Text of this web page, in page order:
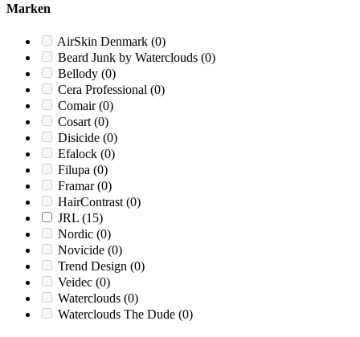
Marken
AirSkin Denmark (0)
Beard Junk by Waterclouds (0)
Bellody (0)
Cera Professional (0)
Comair(0)
Cosart (0)
Disicide (0)
Efalock (0)
Filupa (0)
Framar(0)
HairContrast (0)
JRL (15)
Nordic (0)
Novicide (0)
Trend Design (0)
Veidec (0)
Waterclouds (0)
Waterclouds The Dude (0)